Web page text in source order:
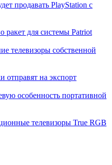
продавать PlayStation с
ракет для системы Patriot
телевизоры собственной
отправят на экспорт
особенность портативной
телевизоры True RGB